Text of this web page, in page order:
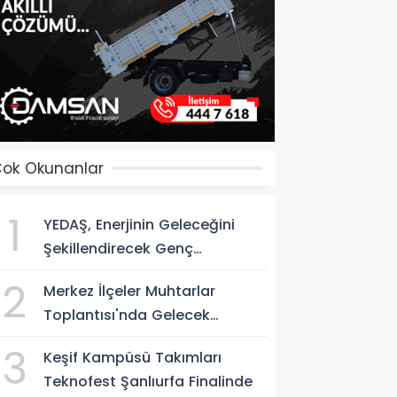
Okunanlar
1
YEDAŞ, Enerjinin Geleceğini
Şekillendirecek Genç
2
Merkez İlçeler Muhtarlar
Toplantısı'nda Gelecek
3
Keşif Kampüsü Takımları
Teknofest Şanlıurfa Finalinde